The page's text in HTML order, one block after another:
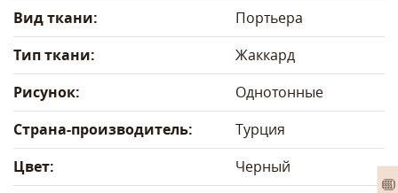
Вид ткани:
Портьера
Тип ткани:
Жаккард
Рисунок:
Однотонные
Страна-производитель:
Турция
Цвет:
Черный